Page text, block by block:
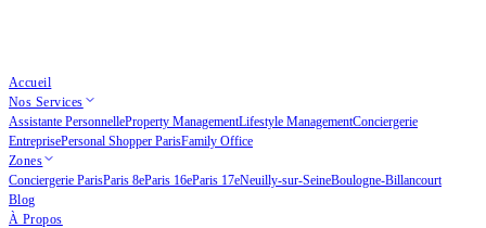
Accueil
Nos Services
Assistante PersonnelleProperty ManagementLifestyle ManagementConciergerie
EntreprisePersonal Shopper ParisFamily Office
Zones
Conciergerie ParisParis 8eParis 16eParis 17eNeuilly-sur-SeineBoulogne-Billancourt
Blog
À Propos